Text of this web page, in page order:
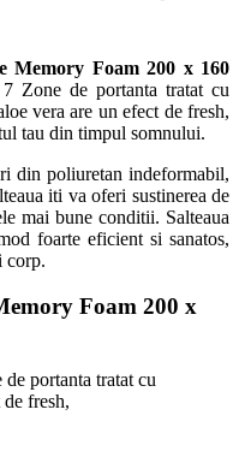
Memory Foam 200 x 160
Zone de portanta tratat cu
vera are un efect de fresh,
tau din timpul somnului.
din poliuretan indeformabil,
iti va oferi sustinerea de
mai bune conditii. Salteaua
foarte eficient si sanatos,
corp.
Foam 200 x
de portanta tratat cu
fresh,